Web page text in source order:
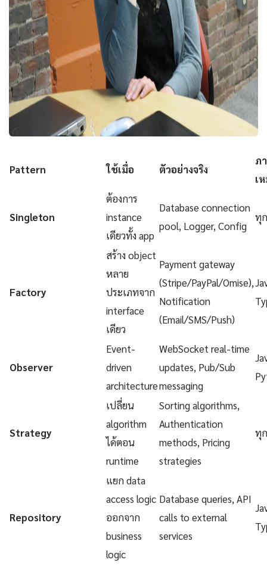
Pattern ใช้เมื่อ ตัวอย่างจริง
ภ
เ
Singleton
ต้องการ
instance
เดียวทั้ง app
Database connection
pool, Logger, Config
ทุ
Factory
สร้าง object
หลาย
ประเภทจาก
interface
เดียว
Payment gateway
(Stripe/PayPal/Omise),
Notification
(Email/SMS/Push)
Observer
Event-
driven
architecture
WebSocket real-time
updates, Pub/Sub
messaging
Strategy
เปลี่ยน
algorithm
ได้ตอน
runtime
Sorting algorithms,
Authentication
methods, Pricing
strategies
ทุ
Repository
แยก data
access logic
ออกจาก
business
logic
Database queries, API
calls to external
services